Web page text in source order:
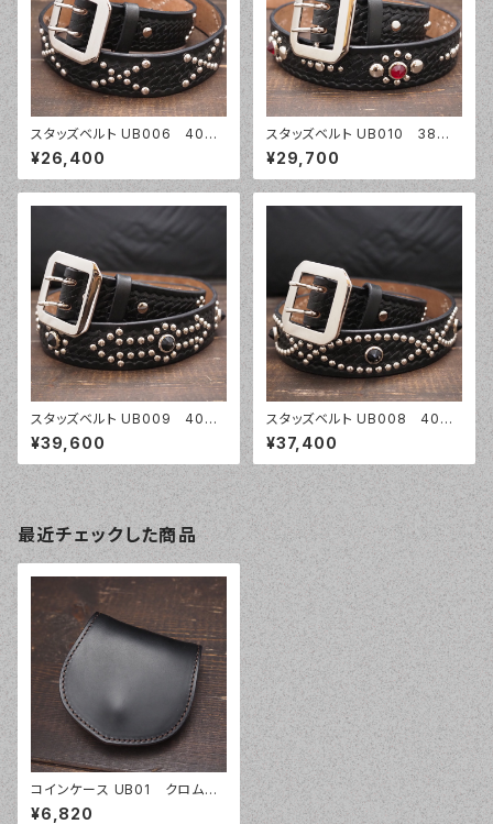
スタッズベルト UB006 40m
m幅 バスケットウェーブ
¥26,400
スタッズベルト UB010 38m
m幅 バスケットウェーブ
¥29,700
スタッズベルト UB009 40m
m幅 バスケットウェーブ
¥39,600
スタッズベルト UB008 40m
m幅 バスケットウェーブ
¥37,400
最近チェックした商品
コインケース UB01 クロムエ
クセル
¥6,820